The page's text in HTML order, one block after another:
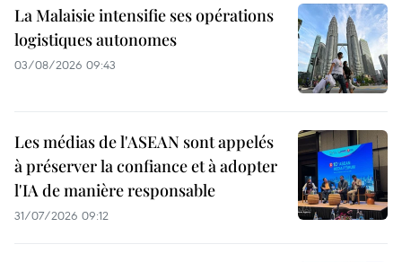
La Malaisie intensifie ses opérations
logistiques autonomes
03/08/2026 09:43
Les médias de l'ASEAN sont appelés
à préserver la confiance et à adopter
l'IA de manière responsable
31/07/2026 09:12